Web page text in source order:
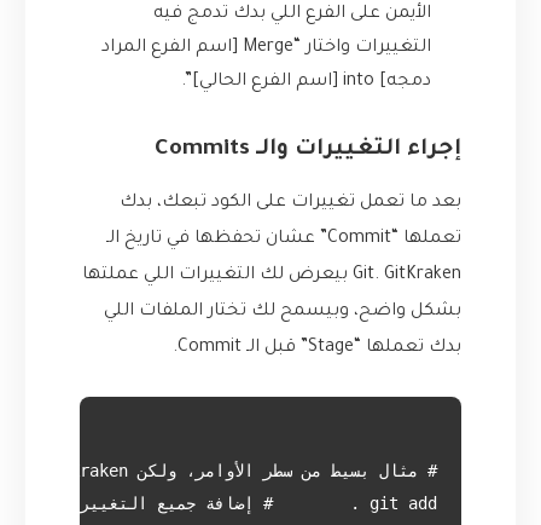
الأيمن على الفرع اللي بدك تدمج فيه
التغييرات واختار “Merge [اسم الفرع المراد
دمجه] into [اسم الفرع الحالي]”.
إجراء التغييرات والـ Commits
بعد ما تعمل تغييرات على الكود تبعك، بدك
تعملها “Commit” عشان تحفظها في تاريخ الـ
Git. GitKraken بيعرض لك التغييرات اللي عملتها
بشكل واضح، وبيسمح لك تختار الملفات اللي
بدك تعملها “Stage” قبل الـ Commit.